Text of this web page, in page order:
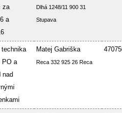
za
a
Dlhá 1248/11 900 31
Stupava
PO a
nad
Matej Gabriška
Reca 332 925 26 Reca